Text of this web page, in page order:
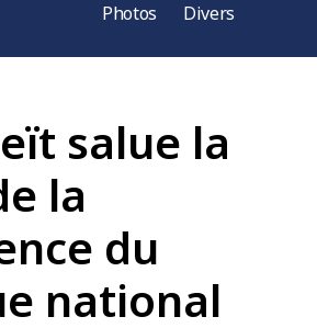
Photos
Divers
salue la
la
du
national